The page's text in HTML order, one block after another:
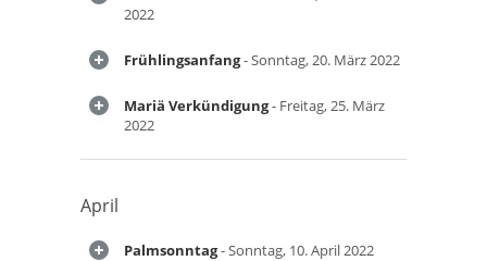
2022
Frühlingsanfang- Sonntag, 20. März 2022
Mariä Verkündigung- Freitag, 25. März
2022
April
Palmsonntag- Sonntag, 10. April 2022